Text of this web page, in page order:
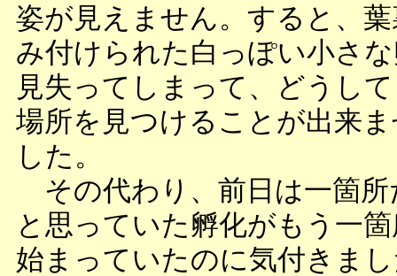
姿が見えません。すると、
み付けられた白っぽい小さ
見失ってしまって、どうし
場所を見つけることが出来
した。
その代わり、前日は一箇所
と思っていた孵化がもう一
始まっていたのに気付きま